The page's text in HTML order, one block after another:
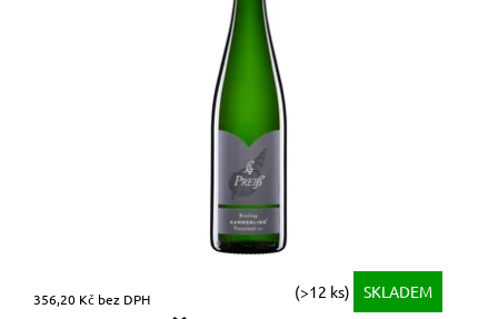
356,20 Kč bez DPH (>12 ks) SKLADEM